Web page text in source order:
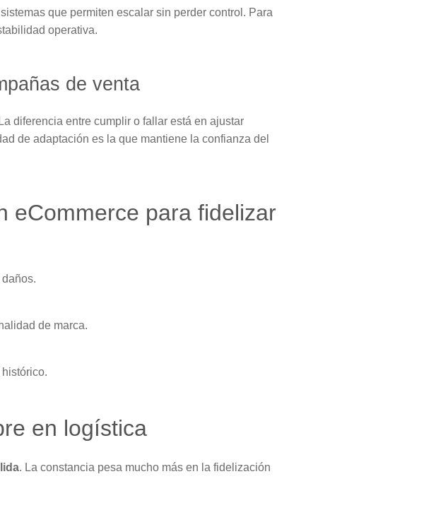
que permiten escalar sin perder control. Para
operativa.
de venta
diferencia entre cumplir o fallar está en ajustar
de adaptación es la que mantiene la confianza del
eCommerce para fidelizar
de marca.
en logística
. La constancia pesa mucho más en la fidelización